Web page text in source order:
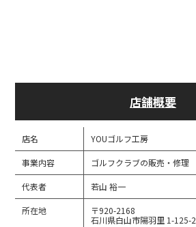
店舗概要
店名 YOUゴルフ工房
事業内容 ゴルフクラブの販売・修理
代表者 若山 裕一
所在地
〒920-2168
石川県白山市陽羽里 1-125-2